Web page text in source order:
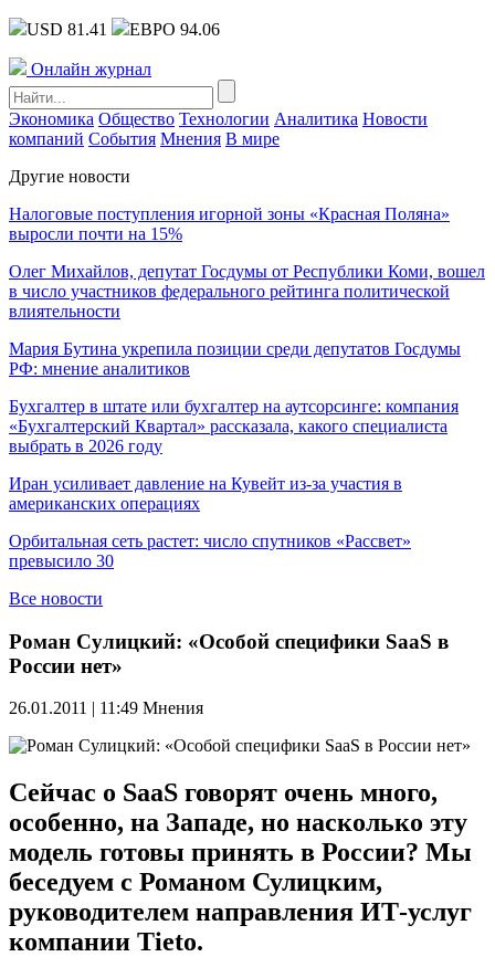
USD 81.41 ЕВРО 94.06
Онлайн журнал
Экономика Общество Технологии Аналитика Новости
компаний События Мнения В мире
Другие новости
Налоговые поступления игорной зоны «Красная Поляна»
выросли почти на 15%
Олег Михайлов, депутат Госдумы от Республики Коми, вошел
в число участников федерального рейтинга политической
влиятельности
Мария Бутина укрепила позиции среди депутатов Госдумы
РФ: мнение аналитиков
Бухгалтер в штате или бухгалтер на аутсорсинге: компания
«Бухгалтерский Квартал» рассказала, какого специалиста
выбрать в 2026 году
Иран усиливает давление на Кувейт из-за участия в
американских операциях
Орбитальная сеть растет: число спутников «Рассвет»
превысило 30
Все новости
Роман Сулицкий: «Особой специфики SaaS в
России нет»
26.01.2011 | 11:49 Мнения
Сейчас о SaaS говорят очень много,
особенно, на Западе, но насколько эту
модель готовы принять в России? Мы
беседуем с Романом Сулицким,
руководителем направления ИТ-услуг
компании Tieto.